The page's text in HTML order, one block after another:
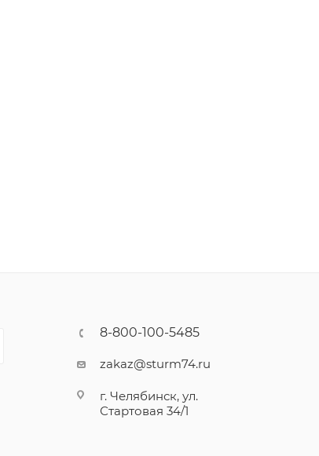
8-800-100-5485
zakaz@sturm74.ru
г. Челябинск, ул.
Стартовая 34/1